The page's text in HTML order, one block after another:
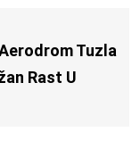
Tuzla
Rast U